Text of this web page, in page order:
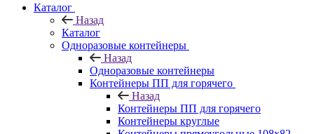
Каталог
Назад
Каталог
Одноразовые контейнеры
Назад
Одноразовые контейнеры
Контейнеры ПП для горячего
Назад
Контейнеры ПП для горячего
Контейнеры круглые